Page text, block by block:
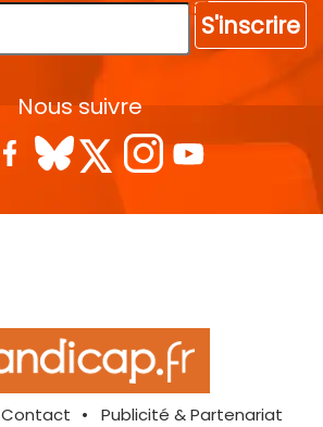
S'inscrire
Nous suivre
Contact
Publicité & Partenariat